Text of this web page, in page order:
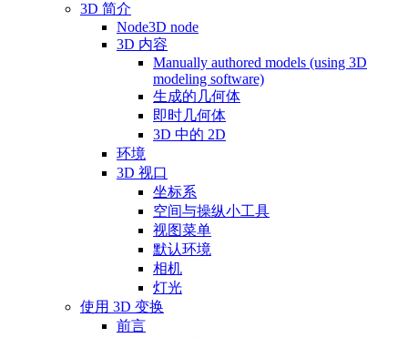
3D 简介
Node3D node
3D 内容
Manually authored models (using 3D
modeling software)
生成的几何体
即时几何体
3D 中的 2D
环境
3D 视口
坐标系
空间与操纵小工具
视图菜单
默认环境
相机
灯光
使用 3D 变换
前言